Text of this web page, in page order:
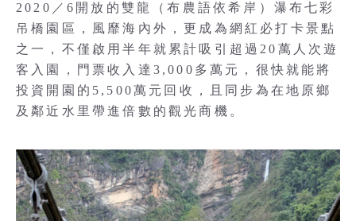
2020／6開放的雙龍（布農語依希岸）瀑布七彩
吊橋園區，風靡海內外，更成為網紅必打卡景點
之一，不僅啟用半年就累計吸引超過20萬人次遊
客入園，門票收入達3,000多萬元，很快就能將
投資開園的5,500萬元回收，且同步為在地原鄉
及鄰近水里帶進倍數的觀光商機。